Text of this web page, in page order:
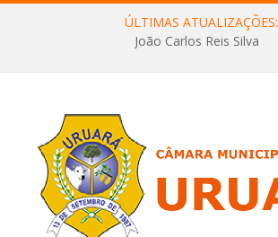
ÚLTIMAS ATUALIZAÇÕES:
João Carlos Reis Silva